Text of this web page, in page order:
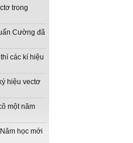
trong
Cường đã
các kí hiệu
hiệu vectơ
một năm
học mới